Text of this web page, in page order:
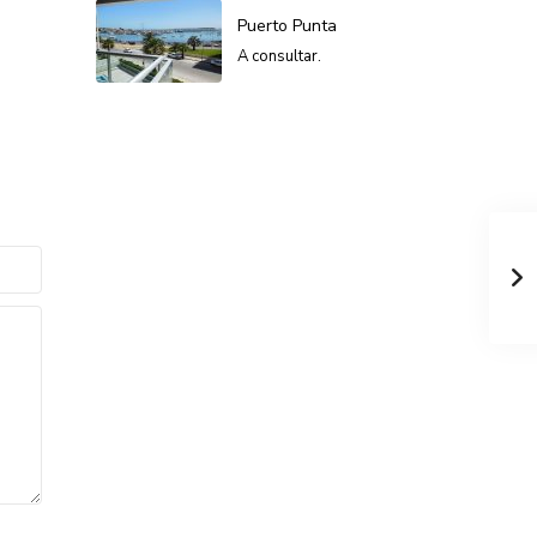
Puerto Punta
A consultar.